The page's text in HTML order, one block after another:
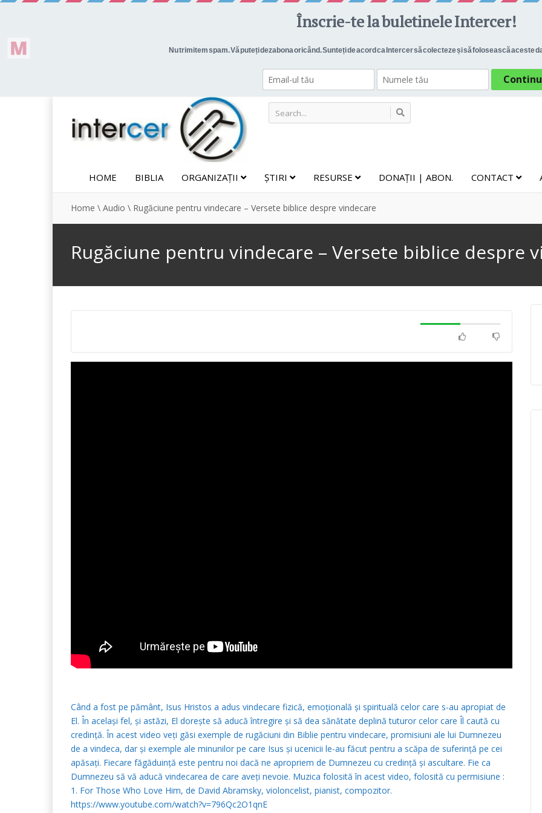
HOME BIBLIA ORGANIZAȚII ȘTIRI RESURSE DONAȚII | ABON. CONTACT
Home \ Audio \ Rugăciune pentru vindecare – Versete biblice despre vindecare
Rugăciune pentru vindecare – Versete biblice despre
Când a fost pe pământ, Isus Hristos a adus vindecare fizică, emoțională și spirituală celor care s-au apropiat de
El. În același fel, și astăzi, El dorește să aducă întregire și să dea sănătate deplină tuturor celor care Îl caută cu
credință. În acest video veți găsi exemple de rugăciuni din Biblie pentru vindecare, promisiuni ale lui Dumnezeu
de a vindeca, dar și exemple ale minunilor pe care Isus și ucenicii le-au făcut pentru a scăpa de suferință pe cei
apăsați. Fiecare făgăduință este pentru noi dacă ne apropriem de Dumnezeu cu credință și ascultare. Fie ca
Dumnezeu să vă aducă vindecarea de care aveți nevoie. Muzica folosită în acest video, folosită cu permisiune :
1. For Those Who Love Him, de David Abramsky, violoncelist, pianist, compozitor.
https://www.youtube.com/watch?v=796Qc2O1qnE